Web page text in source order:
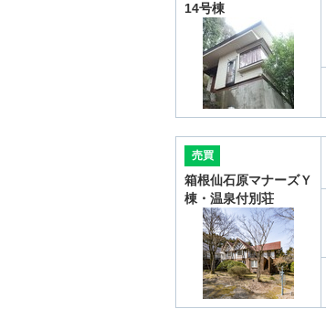
14号棟
売買
箱根仙石原マナーズＹ
棟・温泉付別荘